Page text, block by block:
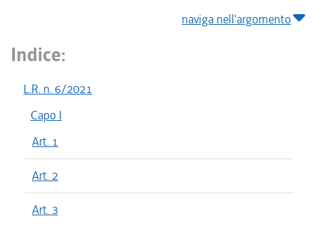
naviga nell'argomento
Indice:
L.R. n. 6/2021
Capo I
Art. 1
Art. 2
Art. 3